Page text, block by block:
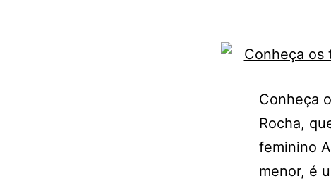
Conheça
Rocha,
feminino
menor, é